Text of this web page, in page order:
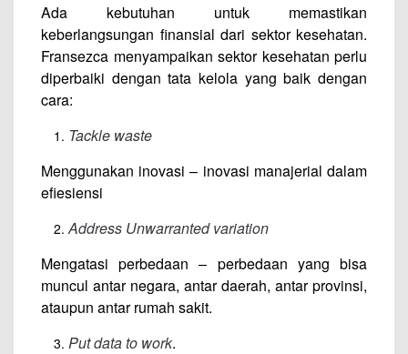
Ada kebutuhan untuk memastikan
keberlangsungan finansial dari sektor kesehatan.
Fransezca menyampaikan sektor kesehatan perlu
diperbaiki dengan tata kelola yang baik dengan
cara:
Tackle waste
Menggunakan inovasi – inovasi manajerial dalam
efiesiensi
Address Unwarranted variation
Mengatasi perbedaan – perbedaan yang bisa
muncul antar negara, antar daerah, antar provinsi,
ataupun antar rumah sakit.
Put data to work.